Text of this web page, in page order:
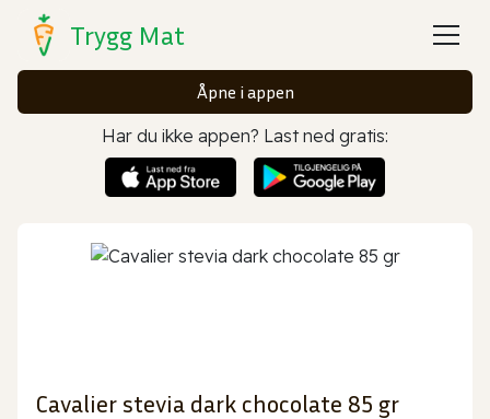
Trygg Mat
Åpne i appen
Har du ikke appen? Last ned gratis:
Cavalier stevia dark chocolate 85 gr